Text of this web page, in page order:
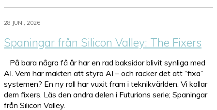
28 JUNI, 2026
Spaningar från Silicon Valley: The Fixers
På bara några få år har en rad baksidor blivit synliga med
AI. Vem har makten att styra AI – och räcker det att “fixa”
systemen? En ny roll har vuxit fram i teknikvärlden. Vi kallar
dem fixers. Läs den andra delen i Futurions serie; Spaningar
från Silicon Valley.